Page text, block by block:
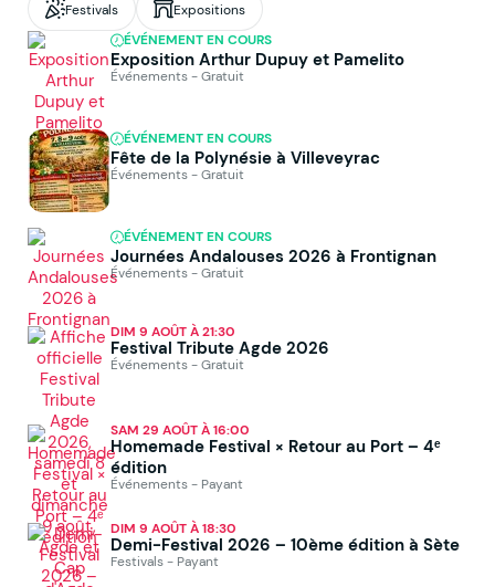
Festivals Expositions
ÉVÉNEMENT EN COURS
Exposition Arthur Dupuy et Pamelito
Événements - Gratuit
ÉVÉNEMENT EN COURS
Fête de la Polynésie à Villeveyrac
Événements - Gratuit
ÉVÉNEMENT EN COURS
Journées Andalouses 2026 à Frontignan
Événements - Gratuit
DIM 9 AOÛT À 21:30
Festival Tribute Agde 2026
Événements - Gratuit
SAM 29 AOÛT À 16:00
Homemade Festival × Retour au Port – 4ᵉ
édition
Événements - Payant
DIM 9 AOÛT À 18:30
Demi-Festival 2026 – 10ème édition à Sète
Festivals - Payant